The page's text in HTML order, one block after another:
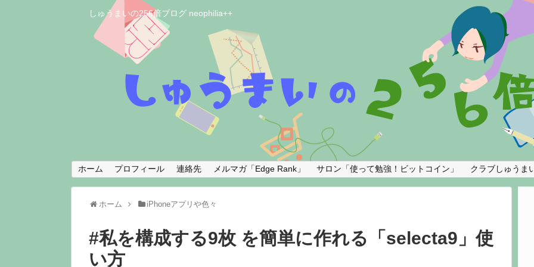
しゅうまいの256倍ブログ neophilia++
ホーム プロフィール 連絡先 メルマガ「Edge Rank」 サロン「使って勉強！ビットコイン」 クラブしゅうま
ホーム iPhoneアプリや色々
#私を構成する9枚 を簡単に作れる「selecta9」使
い方